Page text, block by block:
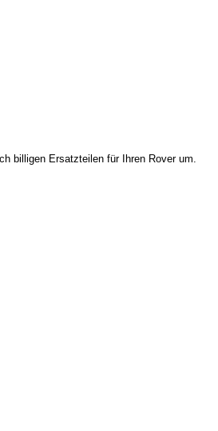
billigen Ersatzteilen für Ihren Rover um.